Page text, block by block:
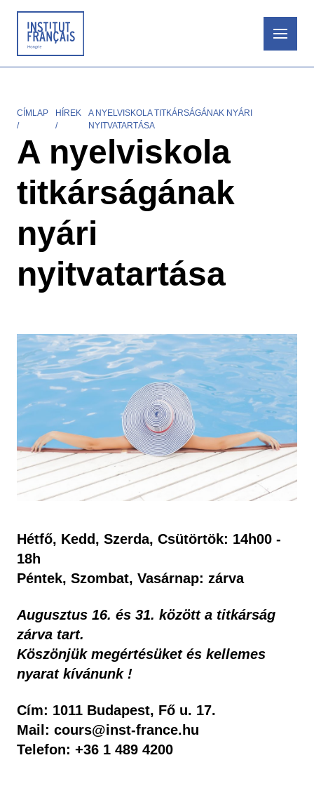
tartalomra
Morzsa
CÍMLAP HÍREK
A NYELVISKOLA TITKÁRSÁGÁNAK NYÁRI
NYITVATARTÁSA
A nyelviskola
titkárságának
nyári
nyitvatartása
Hétfő, Kedd, Szerda, Csütörtök: 14h00 -
18h
Péntek, Szombat, Vasárnap: zárva
Augusztus 16. és 31. között a titkárság
zárva tart.
Köszönjük megértésüket és kellemes
nyarat kívánunk !
Cím: 1011 Budapest, Fő u. 17.
Mail: cours@inst-france.hu
Telefon: +36 1 489 4200